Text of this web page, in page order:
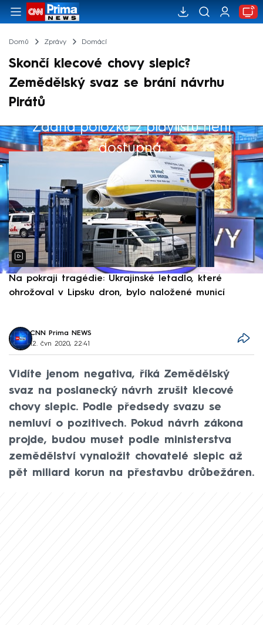
Domů Zprávy Domácí
Skončí klecové chovy slepic?
Zemědělský svaz se brání návrhu
Pirátů
Žádná položka z playlistu není
dostupná.
Výběr redakce
Na pokraji tragédie: Ukrajinské letadlo, které
ohrožoval v Lipsku dron, bylo naložené municí
CNN Prima NEWS
12. čvn 2020, 22:41
Vidíte jenom negativa, říká Zemědělský
svaz na poslanecký návrh zrušit klecové
chovy slepic. Podle předsedy svazu se
nemluví o pozitivech. Pokud návrh zákona
projde, budou muset podle ministerstva
zemědělství vynaložit chovatelé slepic až
pět miliard korun na přestavbu drůbežáren.